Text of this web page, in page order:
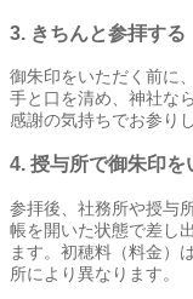
3. きちんと参拝する
御朱印をいただく前に
手と口を清め、神社な
感謝の気持ちでお参り
4. 授与所で御朱印を
参拝後、社務所や授与
帳を開いた状態で差し
ます。初穂料（料金）
所により異なります。